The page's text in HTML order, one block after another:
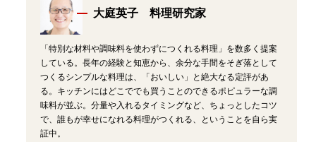
大庭英子 料理研究家
「特別な材料や調味料を使わずにつくれる料理」を数多く提案
している。長年の経験と知恵から、余分な手間をそぎ落として
つくるシンプルな料理は、「おいしい」と絶大なる定評があ
る。キッチンにはどこででも買うことのできるポピュラーな調
味料が並ぶ。分量や入れるタイミングなど、ちょっとしたコツ
で、誰もが幸せになれる料理がつくれる、ということを自ら実
証中。